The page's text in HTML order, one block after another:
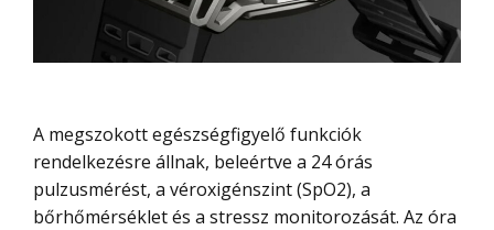
A megszokott egészségfigyelő funkciók
rendelkezésre állnak, beleértve a 24 órás
pulzusmérést, a véroxigénszint (SpO2), a
bőrhőmérséklet és a stressz monitorozását. Az óra